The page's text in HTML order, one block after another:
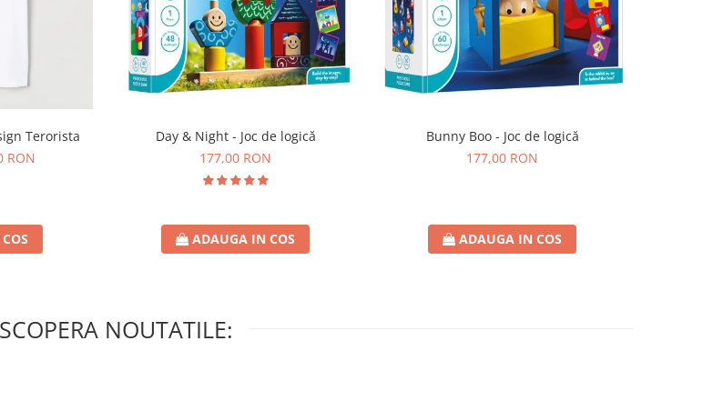
Terorista
RON
Day & Night - Joc de logică
177,00 RON
ADAUGA IN COS
Bunny Boo - Joc de logică
177,00 RON
ADAUGA IN COS
NOUTATILE: